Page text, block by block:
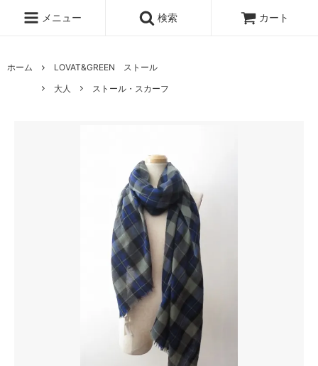
メニュー 検索 カート
ホーム
LOVAT&GREEN ストール
大人
ストール・スカーフ